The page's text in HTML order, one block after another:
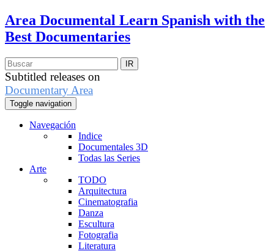
Area Documental Learn Spanish with the
Best Documentaries
Subtitled releases on
Documentary Area
Toggle navigation
Navegación
Indice
Documentales 3D
Todas las Series
Arte
TODO
Arquitectura
Cinematografia
Danza
Escultura
Fotografia
Literatura